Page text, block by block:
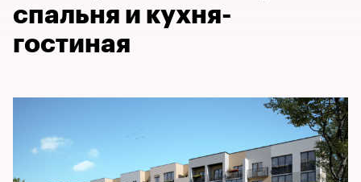
спальня и кухня-
гостиная